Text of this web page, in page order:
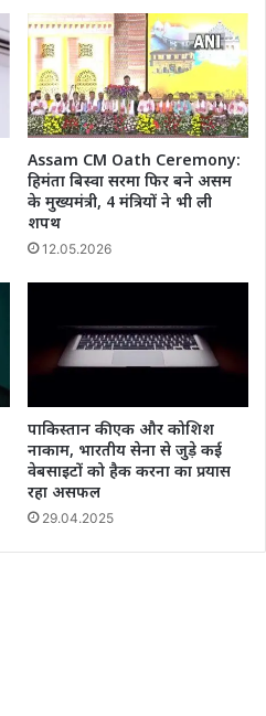
Assam CM Oath Ceremony:
हिमंता बिस्वा सरमा फिर बने असम
के मुख्यमंत्री, 4 मंत्रियों ने भी ली
शपथ
12.05.2026
पाकिस्तान की एक और कोशिश
नाकाम, भारतीय सेना से जुड़े कई
वेबसाइटों को हैक करना का प्रयास
रहा असफल
29.04.2025